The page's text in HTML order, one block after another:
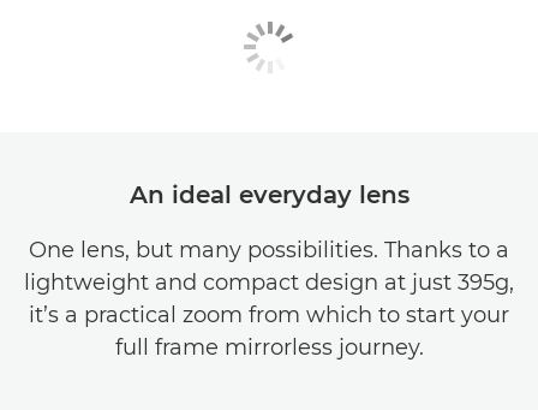
An ideal everyday lens
One lens, but many possibilities. Thanks to a
lightweight and compact design at just 395g,
it’s a practical zoom from which to start your
full frame mirrorless journey.